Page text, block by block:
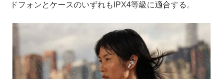
ドフォンとケースのいずれもIPX4等級に適合する。